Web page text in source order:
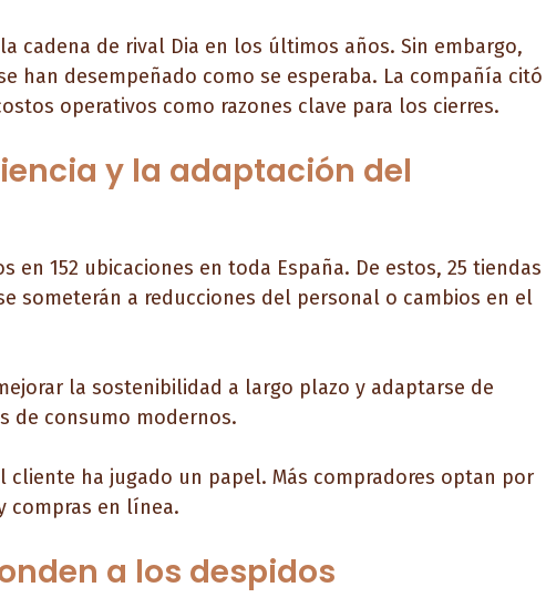
cadena de rival Dia en los últimos años. Sin embargo,
han desempeñado como se esperaba. La compañía citó
operativos como razones clave para los cierres.
y la adaptación del
en 152 ubicaciones en toda España. De estos, 25 tiendas
someterán a reducciones del personal o cambios en el
la sostenibilidad a largo plazo y adaptarse de
de consumo modernos.
cliente ha jugado un papel. Más compradores optan por
compras en línea.
a los despidos